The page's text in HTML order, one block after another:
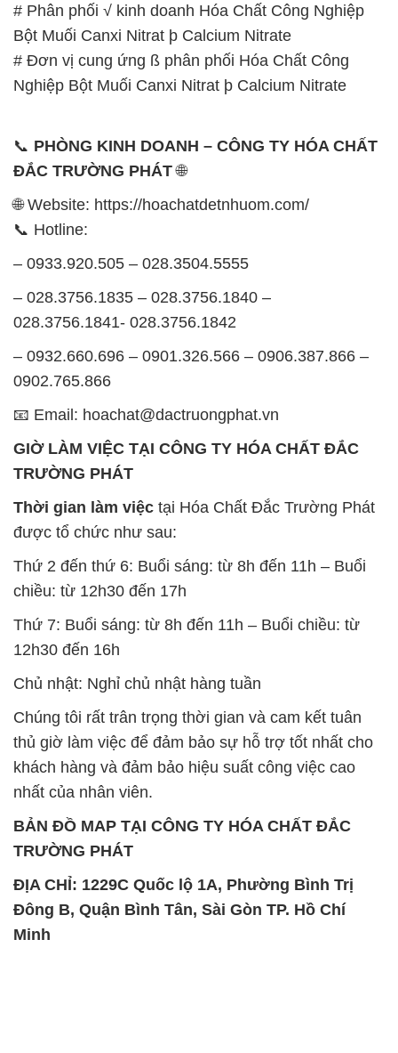
# Phân phối √ kinh doanh Hóa Chất Công Nghiệp
Bột Muối Canxi Nitrat þ Calcium Nitrate
# Đơn vị cung ứng ß phân phối Hóa Chất Công
Nghiệp Bột Muối Canxi Nitrat þ Calcium Nitrate
📞 PHÒNG KINH DOANH – CÔNG TY HÓA CHẤT
ĐẮC TRƯỜNG PHÁT🌐
🌐 Website: https://hoachatdetnhuom.com/
📞 Hotline:
– 0933.920.505 – 028.3504.5555
– 028.3756.1835 – 028.3756.1840 –
028.3756.1841- 028.3756.1842
– 0932.660.696 – 0901.326.566 – 0906.387.866 –
0902.765.866
📧 Email: hoachat@dactruongphat.vn
GIỜ LÀM VIỆC TẠI CÔNG TY HÓA CHẤT ĐẮC
TRƯỜNG PHÁT
Thời gian làm việc tại Hóa Chất Đắc Trường Phát
được tổ chức như sau:
Thứ 2 đến thứ 6: Buổi sáng: từ 8h đến 11h – Buổi
chiều: từ 12h30 đến 17h
Thứ 7: Buổi sáng: từ 8h đến 11h – Buổi chiều: từ
12h30 đến 16h
Chủ nhật: Nghỉ chủ nhật hàng tuần
Chúng tôi rất trân trọng thời gian và cam kết tuân
thủ giờ làm việc để đảm bảo sự hỗ trợ tốt nhất cho
khách hàng và đảm bảo hiệu suất công việc cao
nhất của nhân viên.
BẢN ĐỒ MAP TẠI CÔNG TY HÓA CHẤT ĐẮC
TRƯỜNG PHÁT
ĐỊA CHỈ: 1229C Quốc lộ 1A, Phường Bình Trị
Đông B, Quận Bình Tân, Sài Gòn TP. Hồ Chí
Minh